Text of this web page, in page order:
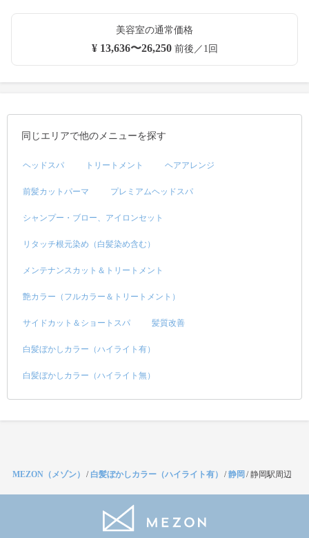
美容室の通常価格
¥ 13,636〜26,250前後／1回
同じエリアで他のメニューを探す
ヘッドスパ トリートメント ヘアアレンジ
前髪カットパーマ プレミアムヘッドスパ
シャンプー・ブロー、アイロンセット
リタッチ根元染め（白髪染め含む）
メンテナンスカット＆トリートメント
艶カラー（フルカラー＆トリートメント）
サイドカット＆ショートスパ 髪質改善
白髪ぼかしカラー（ハイライト有）
白髪ぼかしカラー（ハイライト無）
MEZON（メゾン） / 白髪ぼかしカラー（ハイライト有） /静岡 /静岡駅周辺